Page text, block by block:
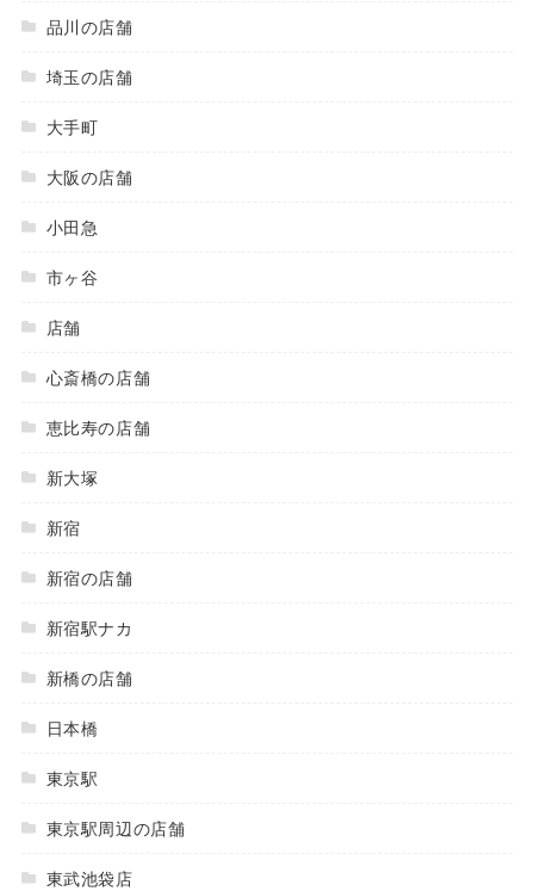
品川の店舗
埼玉の店舗
大手町
大阪の店舗
小田急
市ヶ谷
店舗
心斎橋の店舗
恵比寿の店舗
新大塚
新宿
新宿の店舗
新宿駅ナカ
新橋の店舗
日本橋
東京駅
東京駅周辺の店舗
東武池袋店